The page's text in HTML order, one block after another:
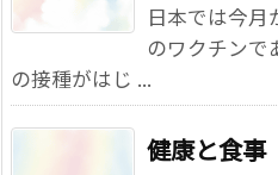
日本では今月
のワクチンで
の接種がはじ ...
健康と食事